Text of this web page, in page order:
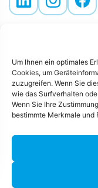
Um Ihnen ein optimales
Cookies, um
zuzugreifen. Wenn Sie
wie das Surfverhalten
Wenn Sie Ihre
bestimmte Merkmale
© Leipziger